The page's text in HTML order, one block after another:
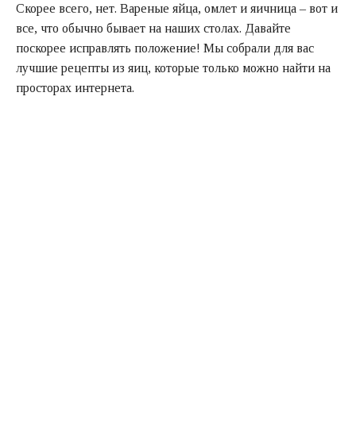
Скорее всего, нет. Вареные яйца, омлет и яичница – вот и
все, что обычно бывает на наших столах. Давайте
поскорее исправлять положение! Мы собрали для вас
лучшие рецепты из яиц, которые только можно найти на
просторах интернета.